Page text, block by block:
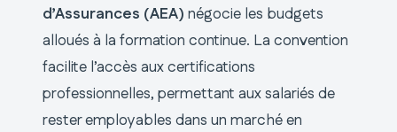
d’Assurances (AEA) négocie les budgets
alloués à la formation continue. La convention
facilite l’accès aux certifications
professionnelles, permettant aux salariés de
rester employables dans un marché en